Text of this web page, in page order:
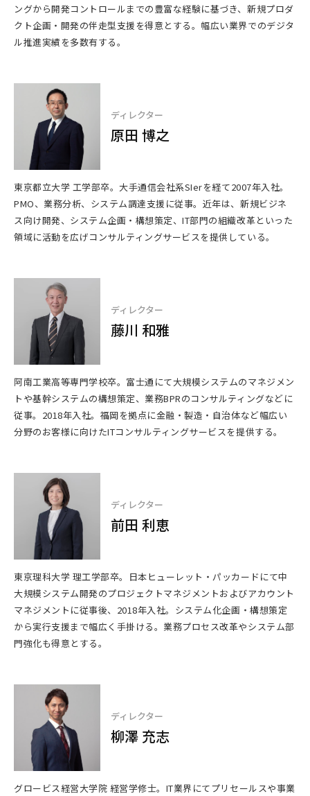
ングから開発コントロールまでの豊富な経験に基づき、新規プロダ
クト企画・開発の伴走型支援を得意とする。幅広い業界でのデジタ
ル推進実績を多数有する。
ディレクター
原田 博之
東京都立大学 工学部卒。大手通信会社系SIerを経て2007年入社。
PMO、業務分析、システム調達支援に従事。近年は、新規ビジネ
ス向け開発、システム企画・構想策定、IT部門の組織改革といった
領域に活動を広げコンサルティングサービスを提供している。
ディレクター
藤川 和雅
阿南工業高等専門学校卒。富士通にて大規模システムのマネジメン
トや基幹システムの構想策定、業務BPRのコンサルティングなどに
従事。2018年入社。福岡を拠点に金融・製造・自治体など幅広い
分野のお客様に向けたITコンサルティングサービスを提供する。
ディレクター
前田 利恵
東京理科大学 理工学部卒。日本ヒューレット・パッカードにて中
大規模システム開発のプロジェクトマネジメントおよびアカウント
マネジメントに従事後、2018年入社。システム化企画・構想策定
から実行支援まで幅広く手掛ける。業務プロセス改革やシステム部
門強化も得意とする。
ディレクター
柳澤 充志
グロービス経営大学院 経営学修士。IT業界にてプリセールスや事業